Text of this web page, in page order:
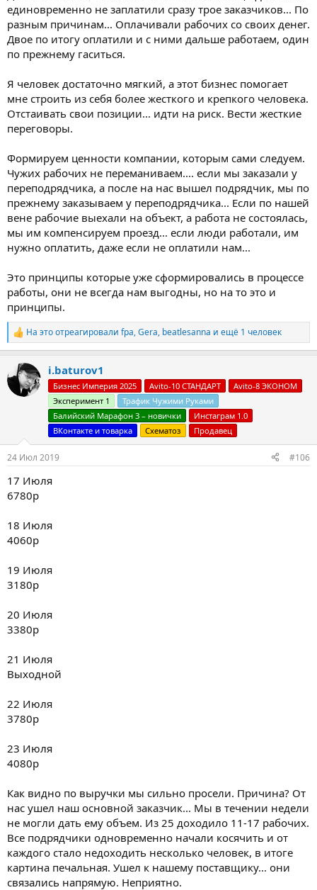
единовременно не заплатили сразу трое заказчиков... По
разным причинам... Оплачивали рабочих со своих денег.
Двое по итогу оплатили и с ними дальше работаем, один
по прежнему гаситься.
Я человек достаточно мягкий, а этот бизнес помогает
мне строить из себя более жесткого и крепкого человека.
Отстаивать свои позиции... идти на риск. Вести жесткие
переговоры.
Формируем ценности компании, которым сами следуем.
Чужих рабочих не переманиваем.... если мы заказали у
переподрядчика, а после на нас вышел подрядчик, мы по
прежнему заказываем у переподрядчика... Если по нашей
вене рабочие выехали на объект, а работа не состоялась,
мы им компенсируем проезд... если люди работали, им
нужно оплатить, даже если не оплатили нам...
Это принципы которые уже сформировались в процессе
работы, они не всегда нам выгодны, но на то это и
принципы.
Р
е
ц
и
На это отреагировали fpa,Gera, beatlesanna и ещё 1 человек
i.baturov1
Бизнес Империя 2025 Avito-10 СТАНДАРТ
Avito-8 ЭКОНОМ
Эксперимент 1
Трафик Чужими Руками
Балийский Марафон 3 – новички
Инстаграм 1.0
ВКонтакте и товарка
Схематоз Продавец
24 Июл 2019 #106
17 Июля
6780р
18 Июля
4060р
19 Июля
3180р
20 Июля
3380р
21 Июля
Выходной
22 Июля
3780р
23 Июля
4080р
Как видно по выручки мы сильно просели. Причина? От
нас ушел наш основной заказчик... Мы в течении недели
не могли дать ему объем. Из 25 доходило 11-17 рабочих.
Все подрядчики одновременно начали косячить и от
каждого стало недоходить несколько человек, в итоге
картина печальная. Ушел к нашему поставщику... они
связались напрямую. Неприятно.